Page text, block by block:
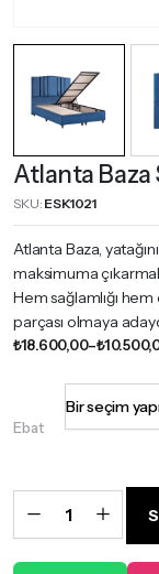
Atlanta Baza
SKU: ESK1021
Atlanta Baza,
maksimuma
Hem sağlamlığı
parçası olmaya
₺
–
₺18.600,00
Ebat
Atlanta
Seti
quantity